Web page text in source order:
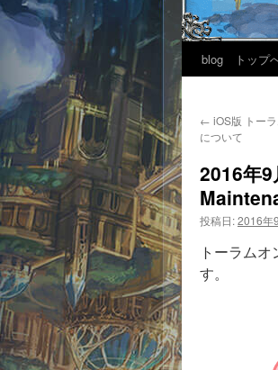
blog トップ
← iOS版 トー
について
2016年
投稿日:2016年
トーラム
す。